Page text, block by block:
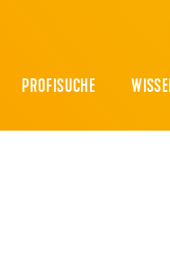
PROFISUCHE